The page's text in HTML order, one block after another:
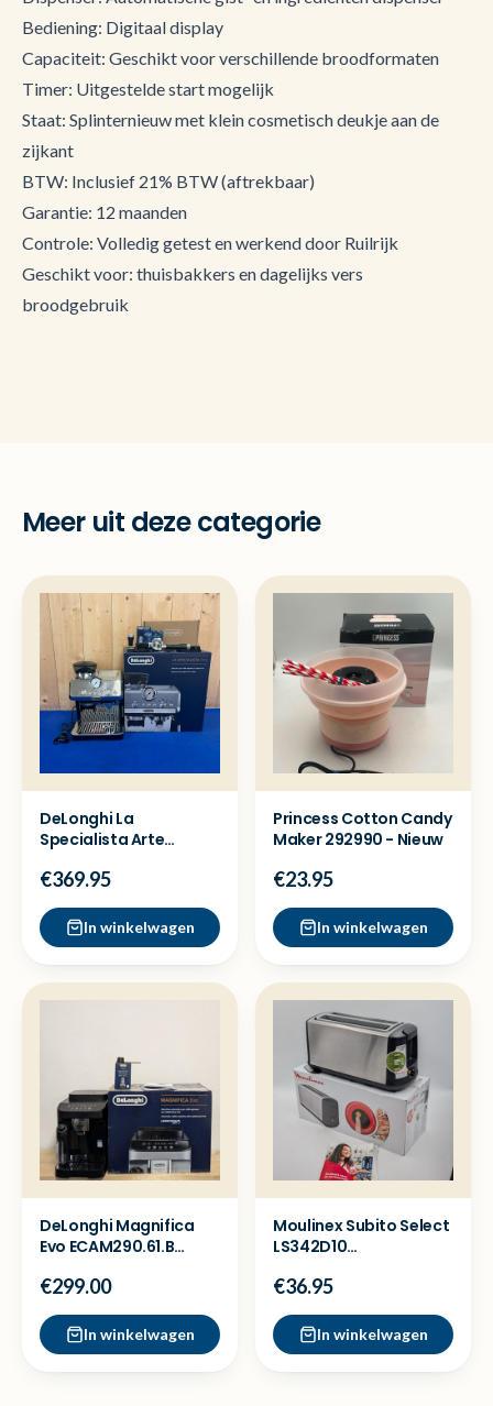
Bediening: Digitaal display
Capaciteit: Geschikt voor verschillende broodformaten
Timer: Uitgestelde start mogelijk
Staat: Splinternieuw met klein cosmetisch deukje aan de
zijkant
BTW: Inclusief 21% BTW (aftrekbaar)
Garantie: 12 maanden
Controle: Volledig getest en werkend door Ruilrijk
Geschikt voor: thuisbakkers en dagelijks vers
broodgebruik
Meer uit deze categorie
DeLonghi La
Specialista Arte
koffiemachine -Nieuw
€369.95
In winkelwagen
Princess Cotton Candy
Maker 292990 - Nieuw
€23.95
In winkelwagen
DeLonghi Magnifica
Evo ECAM290.61.B
Showmodel
€299.00
In winkelwagen
Moulinex Subito Select
LS342D10
Demo
€36.95
In winkelwagen